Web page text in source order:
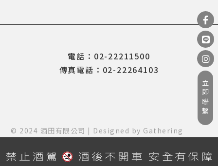
立即聯繫
電話：02-22211500
傳真電話：02-22264103
© 2024 酒田有限公司 | Designed by Gathering